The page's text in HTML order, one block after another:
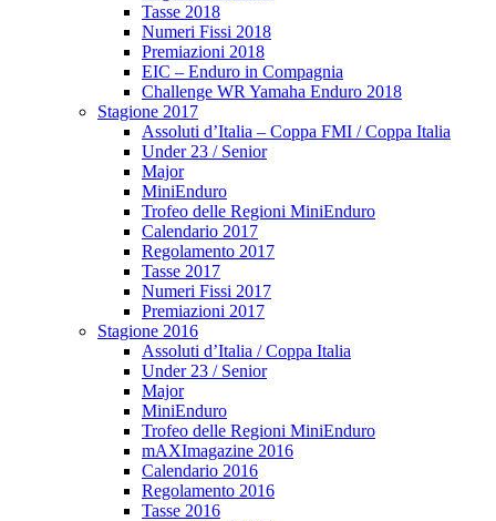
Tasse 2018
Numeri Fissi 2018
Premiazioni 2018
EIC – Enduro in Compagnia
Challenge WR Yamaha Enduro 2018
Stagione 2017
Assoluti d’Italia – Coppa FMI / Coppa Italia
Under 23 / Senior
Major
MiniEnduro
Trofeo delle Regioni MiniEnduro
Calendario 2017
Regolamento 2017
Tasse 2017
Numeri Fissi 2017
Premiazioni 2017
Stagione 2016
Assoluti d’Italia / Coppa Italia
Under 23 / Senior
Major
MiniEnduro
Trofeo delle Regioni MiniEnduro
mAXImagazine 2016
Calendario 2016
Regolamento 2016
Tasse 2016